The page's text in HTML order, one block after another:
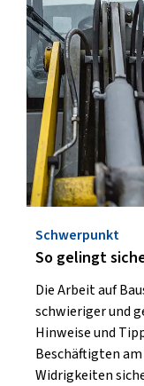
Schwerpunkt
So gelingt
Die Arbeit auf
schwieriger und
Hinweise und
Beschäftigten
Widrigkeiten